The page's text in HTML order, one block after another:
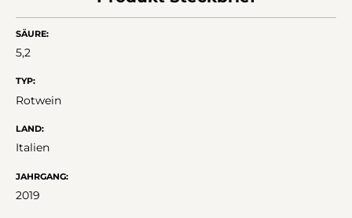
SÄURE:
5,2
TYP:
Rotwein
LAND:
Italien
JAHRGANG:
2019